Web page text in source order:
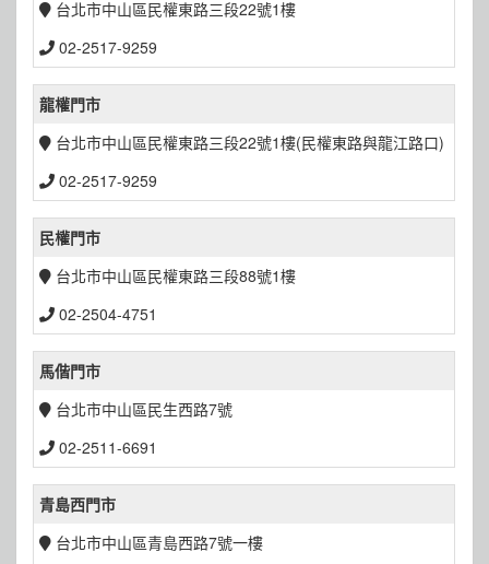
台北市中山區民權東路三段22號1樓
02-2517-9259
龍權門市
台北市中山區民權東路三段22號1樓(民權東路與龍江路口)
02-2517-9259
民權門市
台北市中山區民權東路三段88號1樓
02-2504-4751
馬偕門市
台北市中山區民生西路7號
02-2511-6691
青島西門市
台北市中山區青島西路7號一樓